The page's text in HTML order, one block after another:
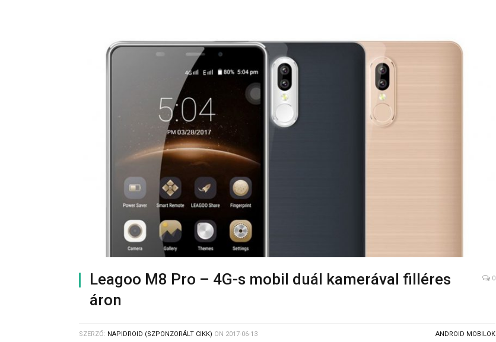
Leagoo M8 Pro – 4G-s mobil duál kamerával filléres
áron
0
SZERZŐ: NAPIDROID (SZPONZORÁLT CIKK) ON 2017-06-13 ANDROID MOBILOK